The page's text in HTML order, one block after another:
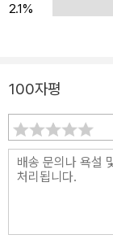
2.1%
100자평